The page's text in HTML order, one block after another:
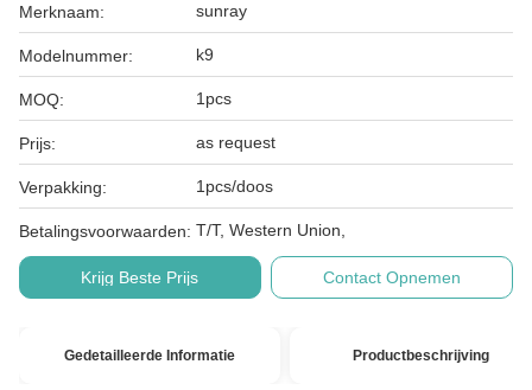
Merknaam: sunray
Modelnummer: k9
MOQ: 1pcs
Prijs: as request
Verpakking: 1pcs/doos
Betalingsvoorwaarden: T/T, Western Union,
Krijg Beste Prijs Contact Opnemen
Gedetailleerde Informatie Productbeschrijving